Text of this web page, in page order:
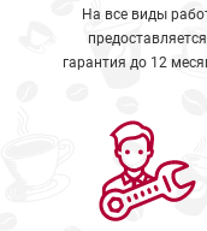
На все виды
предоставляется
гарантия до 12